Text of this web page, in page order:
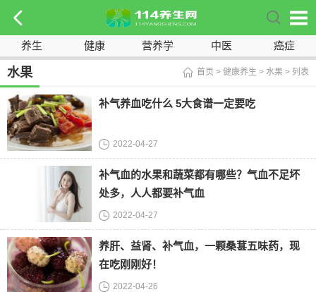
养生 健康 营养学 中医 癌症
水果 首页 > 健康养生 > 水果 > 列表
补气养血吃什么 5大食谱一定要吃
2022-04-27
补气血的水果和蔬菜都有哪些？气血不足坏
处多，人人都要补气血
2022-04-27
养肝、益肾、补气血，一颗桑葚五味药，现
在吃刚刚好！
2022-04-26